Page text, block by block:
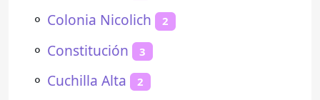
⚬ Colonia Nicolich 2
⚬ Constitución 3
⚬ Cuchilla Alta 2